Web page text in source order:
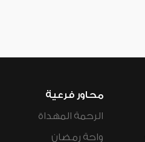
محاور فرعية
الرحمة المهداة
واحة رمضان